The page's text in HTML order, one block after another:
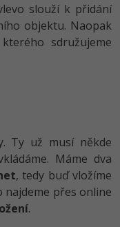
slouží k přidání
objektu. Naopak
sdružujeme
Ty už musí někde
Máme dva
, tedy buď vložíme
najdeme přes online
.